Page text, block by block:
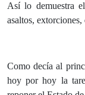
Así lo demuestra
asaltos,
Como decía al
hoy por hoy la